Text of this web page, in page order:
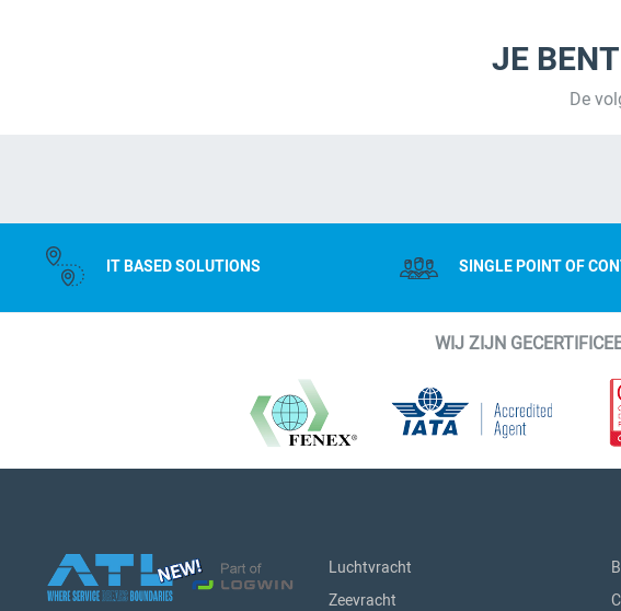
JE
De
IT BASED SOLUTIONS SINGLE POINT OF
WIJ ZIJN
Luchtvracht
Zeevracht